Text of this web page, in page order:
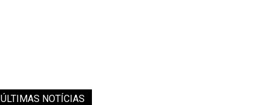
ÚLTIMAS NOTÍCIAS